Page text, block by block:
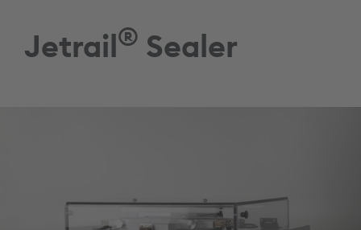
Jetrail ® Sealer